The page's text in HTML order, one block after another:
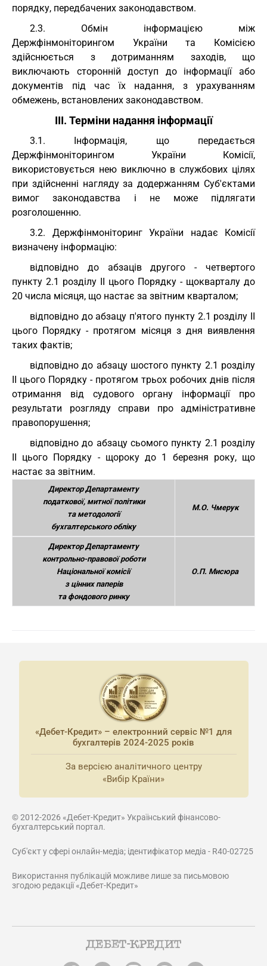
порядку, передбачених законодавством.
2.3. Обмін інформацією між
Держфінмоніторингом України та Комісією
здійснюється з дотриманням заходів, що
виключають сторонній доступ до інформації або
документів під час їх надання, з урахуванням
обмежень, встановлених законодавством.
III. Терміни надання інформації
3.1. Інформація, що передається
Держфінмоніторингом України Комісії,
використовується нею виключно в службових цілях
при здійсненні нагляду за додержанням Суб'єктами
вимог законодавства і не може підлягати
розголошенню.
3.2. Держфінмоніторинг України надає Комісії
визначену інформацію:
відповідно до абзаців другого - четвертого
пункту 2.1 розділу ІІ цього Порядку - щокварталу до
20 числа місяця, що настає за звітним кварталом;
відповідно до абзацу п'ятого пункту 2.1 розділу ІІ
цього Порядку - протягом місяця з дня виявлення
таких фактів;
відповідно до абзацу шостого пункту 2.1 розділу
ІІ цього Порядку - протягом трьох робочих днів після
отримання від судового органу інформації про
результати розгляду справи про адміністративне
правопорушення;
відповідно до абзацу сьомого пункту 2.1 розділу
ІІ цього Порядку - щороку до 1 березня року, що
настає за звітним.
Директор Департаменту
податкової, митної політики
та методології
бухгалтерського обліку
М.О. Чмерук
Директор Департаменту
контрольно-правової роботи
Національної комісії
з цінних паперів
та фондового ринку
О.П. Мисюра
«Дебет-Кредит» – електронний сервіс №1 для
бухгалтерів 2024-2025 років
За версією аналітичного центру
«Вибір Країни»
© 2012-2026 «Дебет-Кредит» Український фінансово-
бухгалтерський портал.
Суб'єкт у сфері онлайн-медіа; ідентифікатор медіа - R40-02725
Використання публікацій можливе лише за письмовою
згодою редакції «Дебет-Кредит»